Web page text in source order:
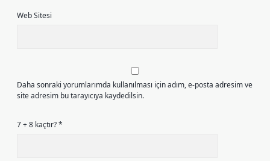
Web Sitesi
Daha sonraki yorumlarımda kullanılması için adım, e-posta adresim ve
site adresim bu tarayıcıya kaydedilsin.
7 + 8 kaçtır?*